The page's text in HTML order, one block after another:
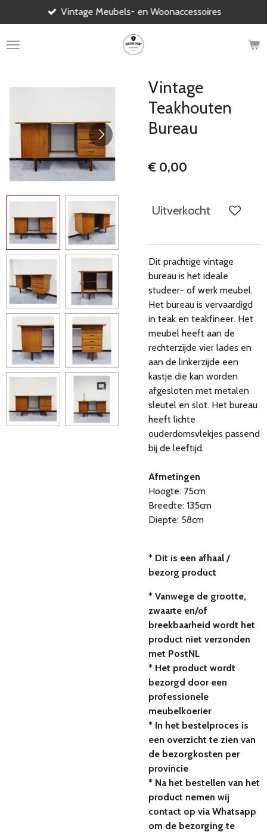
direct
naar
Vintage Meubels- en Woonaccessoires
Vintage
Teakhouten
Bureau
€ 0,00
Uitverkocht
Dit prachtige vintage
bureau is het ideale
studeer- of werk meubel.
Het bureau is vervaardigd
in teak en teakfineer. Het
meubel heeft aan de
rechterzijde vier lades en
aan de linkerzijde een
kastje die kan worden
afgesloten met metalen
sleutel en slot. Het bureau
heeft lichte
ouderdomsvlekjes passend
bij de leeftijd.
Afmetingen
Hoogte: 75cm
Breedte: 135cm
Diepte: 58cm
* Dit is een afhaal /
bezorg product
* Vanwege de grootte,
zwaarte en/of
breekbaarheid wordt het
product niet verzonden
met PostNL
* Het product wordt
bezorgd door een
professionele
meubelkoerier
* In het bestelproces is
een overzicht te zien van
de bezorgkosten per
provincie
* Na het bestellen van het
product nemen wij
contact op via Whatsapp
om de bezorging te